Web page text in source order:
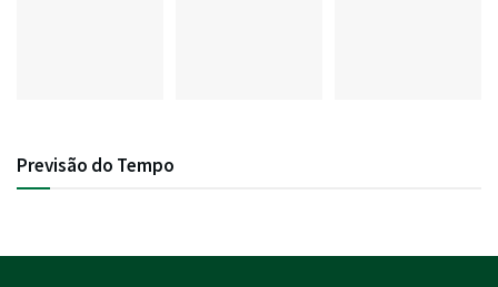
Previsão do Tempo